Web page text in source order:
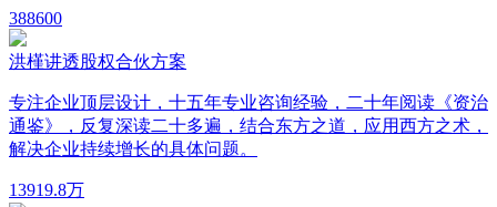
388600
洪槿讲透股权合伙方案
专注企业顶层设计，十五年专业咨询经验，二十年阅读《资治
通鉴》，反复深读二十多遍，结合东方之道，应用西方之术，
解决企业持续增长的具体问题。
13919.8万